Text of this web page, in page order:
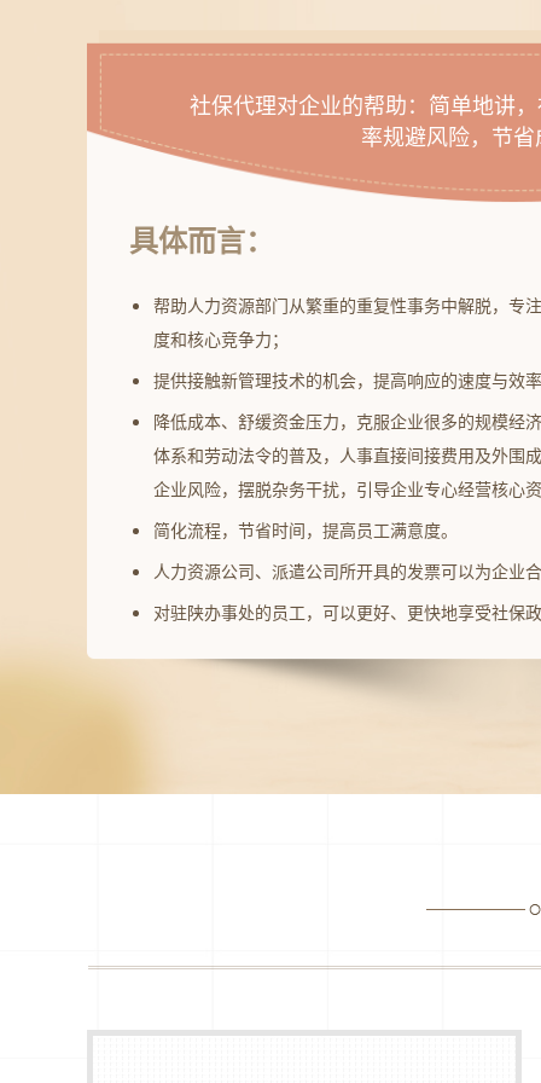
社保代理对企业的帮助：简单地讲
率规避风险，节
具体而言：
帮助人力资源部门从繁重的重复性事务中解脱，专
度和核心竞争力；
提供接触新管理技术的机会，提高响应的速度与效
降低成本、舒缓资金压力，克服企业很多的规模经
体系和劳动法令的普及，人事直接间接费用及外围
企业风险，摆脱杂务干扰，引导企业专心经营核心
简化流程，节省时间，提高员工满意度。
人力资源公司、派遣公司所开具的发票可以为企业
对驻陕办事处的员工，可以更好、更快地享受社保